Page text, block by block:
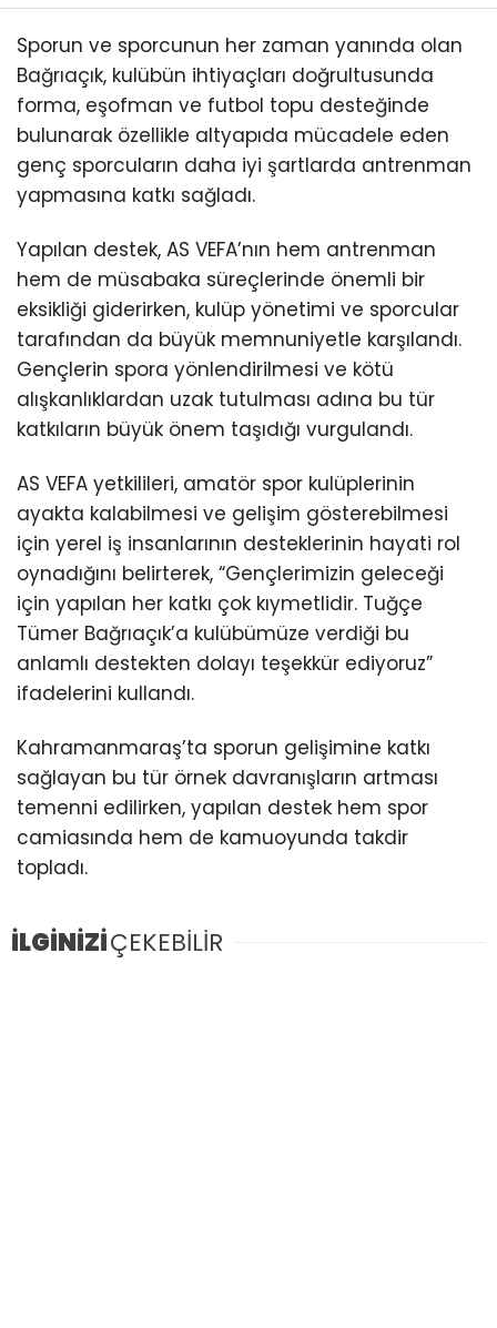
WhatsApp
İhbar Hattı
Sporun ve sporcunun her zaman yanında olan
Bağrıaçık, kulübün ihtiyaçları doğrultusunda
forma, eşofman ve futbol topu desteğinde
bulunarak özellikle altyapıda mücadele eden
genç sporcuların daha iyi şartlarda antrenman
yapmasına katkı sağladı.
Yapılan destek, AS VEFA’nın hem antrenman
hem de müsabaka süreçlerinde önemli bir
eksikliği giderirken, kulüp yönetimi ve sporcular
tarafından da büyük memnuniyetle karşılandı.
Gençlerin spora yönlendirilmesi ve kötü
alışkanlıklardan uzak tutulması adına bu tür
katkıların büyük önem taşıdığı vurgulandı.
AS VEFA yetkilileri, amatör spor kulüplerinin
ayakta kalabilmesi ve gelişim gösterebilmesi
için yerel iş insanlarının desteklerinin hayati rol
oynadığını belirterek, “Gençlerimizin geleceği
için yapılan her katkı çok kıymetlidir. Tuğçe
Tümer Bağrıaçık’a kulübümüze verdiği bu
anlamlı destekten dolayı teşekkür ediyoruz”
ifadelerini kullandı.
Kahramanmaraş’ta sporun gelişimine katkı
sağlayan bu tür örnek davranışların artması
temenni edilirken, yapılan destek hem spor
camiasında hem de kamuoyunda takdir
topladı.
İLGİNİZİÇEKEBİLİR